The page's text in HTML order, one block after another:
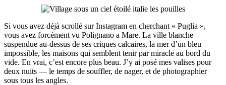
Si vous avez déjà scrollé sur Instagram en cherchant « Puglia »,
vous avez forcément vu Polignano a Mare. La ville blanche
suspendue au-dessus de ses criques calcaires, la mer d’un bleu
impossible, les maisons qui semblent tenir par miracle au bord du
vide. En vrai, c’est encore plus beau. J’y ai posé mes valises pour
deux nuits — le temps de souffler, de nager, et de photographier
sous tous les angles.